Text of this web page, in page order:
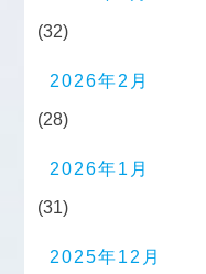
(32)
2026年2月
(28)
2026年1月
(31)
2025年12月